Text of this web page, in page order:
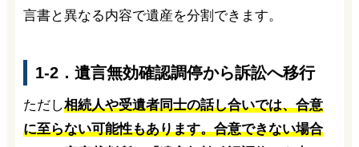
言書と異なる内容で遺産を分割できます。
1-2．遺言無効確認調停から訴訟へ移行
ただし相続人や受遺者同士の話し合いでは、合意
に至らない可能性もあります。合意できない場合